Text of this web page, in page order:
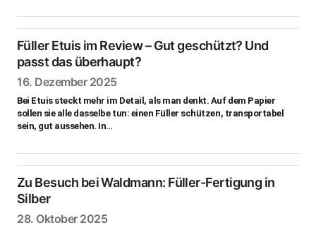
Füller Etuis im Review – Gut geschützt? Und
passt das überhaupt?
16. Dezember 2025
Bei Etuis steckt mehr im Detail, als man denkt. Auf dem Papier
sollen sie alle dasselbe tun: einen Füller schützen, transportabel
sein, gut aussehen. In…
Zu Besuch bei Waldmann: Füller-Fertigung in
Silber
28. Oktober 2025